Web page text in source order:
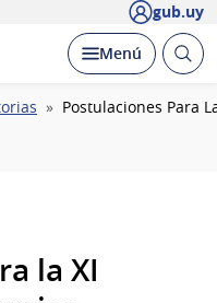
gub.uy
Desplegar
Menú Abrir
Postulaciones Para
la XI